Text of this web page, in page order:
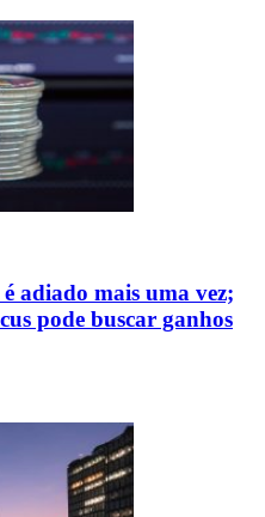
adiado mais uma vez;
pode buscar ganhos